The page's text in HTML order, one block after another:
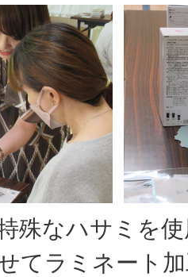
殊なハサミを
てラミネート